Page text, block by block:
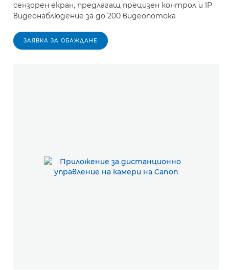
сензорен екран, предлагащ прецизен контрол и IP
видеонаблюдение за до 200 видеопотока
ЗАЯВКА ЗА ОБАЖДАНЕ